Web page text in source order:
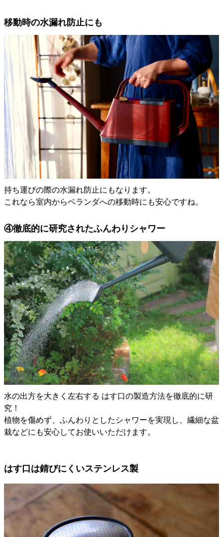
移動時の水漏れ防止にも
持ち運びの際の水漏れ防止にもなります。
これなら室内からベランダへの移動時にも安心ですね。
④徹底的に研究されたふんわりシャワー
水の出方を大きく左右する はす口の製造方法を徹底的に研
究！
植物を傷めず、ふんわりとしたシャワーを実現し、繊細な盆
栽などにも安心してお使いいただけます。
はす口は錆びにくいステンレス製